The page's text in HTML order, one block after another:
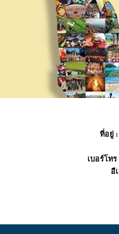
ที่อยู่
เบอร์โท
อี